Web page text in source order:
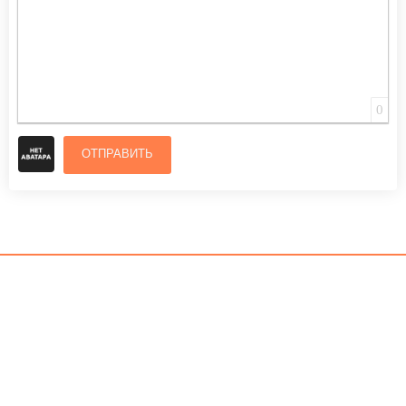
0
ОТПРАВИТЬ